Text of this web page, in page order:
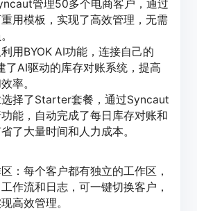
管理50多个电商客户，通过
用模板，实现了高效管理，无需
用BYOK AI功能，连接自己的
了AI驱动的库存对账系统，提高
率。
择了Starter套餐，通过Syncaut
能，自动完成了每日库存对账和
了大量时间和人力成本。
：每个客户都有独立的工作区，
作流和日志，可一键切换客户，
高效管理。